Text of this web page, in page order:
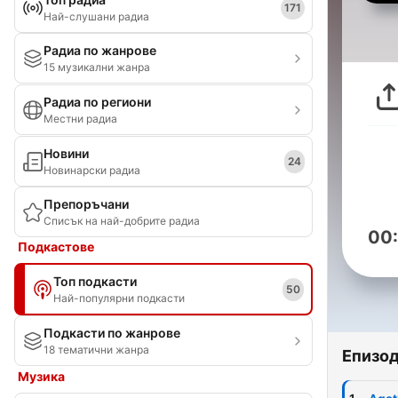
Най-слушани радиа
171
Радиа по жанрове
15 музикални жанра
Радиа по региони
Местни радиа
Новини
Новинарски радиа
24
Препоръчани
Списък на най-добрите радиа
Подкастове
Топ подкасти
Най-популярни подкасти
50
Подкасти по жанрове
18 тематични жанра
Музика